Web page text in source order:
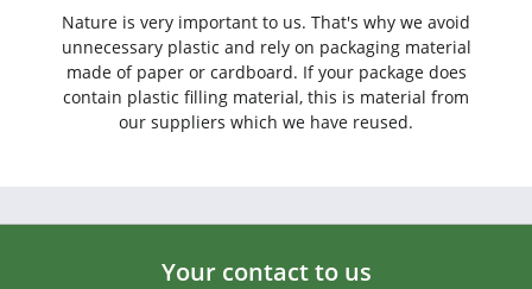
Nature is very important to us. That's why we avoid
unnecessary plastic and rely on packaging material
made of paper or cardboard. If your package does
contain plastic filling material, this is material from
our suppliers which we have reused.
Your contact to us